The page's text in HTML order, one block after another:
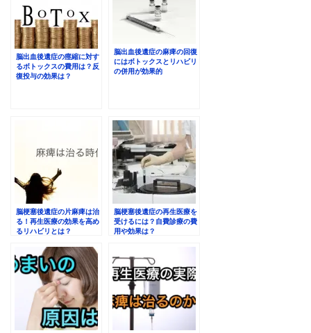
脳出血後遺症の痙縮に対す
るボトックスの費用は？反
復投与の効果は？
脳出血後遺症の麻痺の回復
にはボトックスとリハビリ
の併用が効果的
脳梗塞後遺症の片麻痺は治
る！再生医療の効果を高め
るリハビリとは？
脳梗塞後遺症の再生医療を
受けるには？自費診療の費
用や効果は？